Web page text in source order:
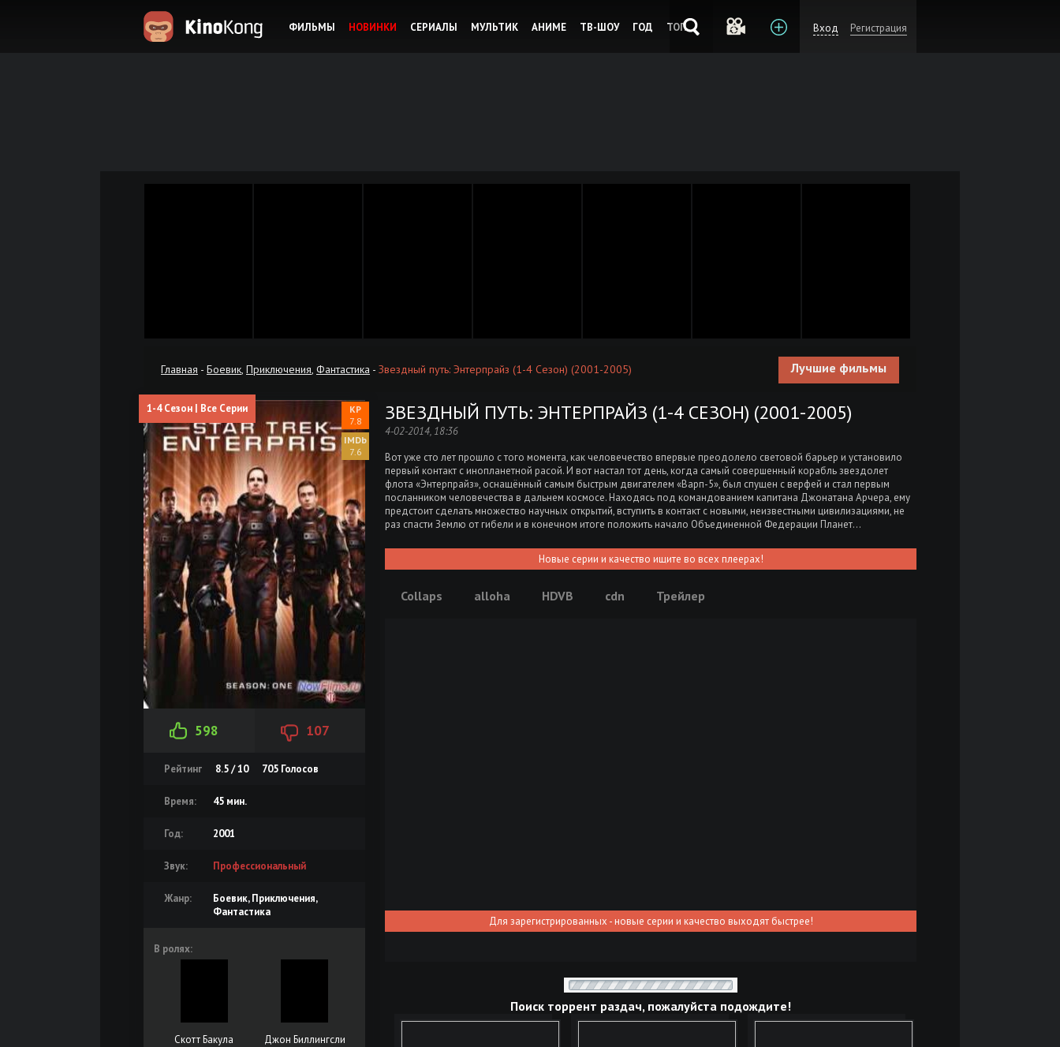
ФИЛЬМЫ НОВИНКИ СЕРИАЛЫ МУЛЬТИК АНИМЕ ТВ-ШОУ ГОД ТОП Вход Регистрация
Главная - Боевик, Приключения, Фантастика - Звездный путь: Энтерпрайз (1-4 Сезон) (2001-2005) Лучшие фильмы
1-4 Сезон | Все Серии
7.8
7.6
598 107
Рейтинг 8.5 / 10 705 Голосов
Время: 45 мин.
Год: 2001
Звук: Профессиональный
Жанр:
Боевик, Приключения,
Фантастика
В ролях:
Скотт Бакула Джон Биллингсли
ЗВЕЗДНЫЙ ПУТЬ: ЭНТЕРПРАЙЗ (1-4 СЕЗОН) (2001-2005)
4-02-2014, 18:36
Вот уже сто лет прошло с того момента, как человечество впервые преодолело световой барьер и установило
первый контакт с инопланетной расой. И вот настал тот день, когда самый совершенный корабль звездолет
флота «Энтерпрайз», оснащённый самым быстрым двигателем «Варп-5», был спущен с верфей и стал первым
посланником человечества в дальнем космосе. Находясь под командованием капитана Джонатана Арчера, ему
предстоит сделать множество научных открытий, вступить в контакт с новыми, неизвестными цивилизациями, не
раз спасти Землю от гибели и в конечном итоге положить начало Объединенной Федерации Планет…
Новые серии и качество ищите во всех плеерах!
Collaps alloha HDVB cdn Трейлер
Для зарегистрированных - новые серии и качество выходят быстрее!
Поиск торрент раздач, пожалуйста подождите!